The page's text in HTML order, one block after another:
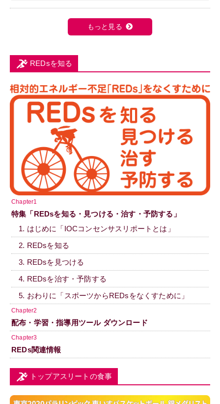
もっと見る
REDsを知る
Chapter1
特集「REDsを知る・見つける・治す・予防する」
1. はじめに「IOCコンセンサスリポートとは」
2. REDsを知る
3. REDsを見つける
4. REDsを治す・予防する
5. おわりに「スポーツからREDsをなくすために」
Chapter2
配布・学習・指導用ツール ダウンロード
Chapter3
REDs関連情報
トップアスリートの食事